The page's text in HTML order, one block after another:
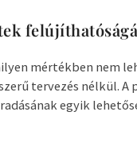
mértékben nem
tervezés nélkül. A
egyik